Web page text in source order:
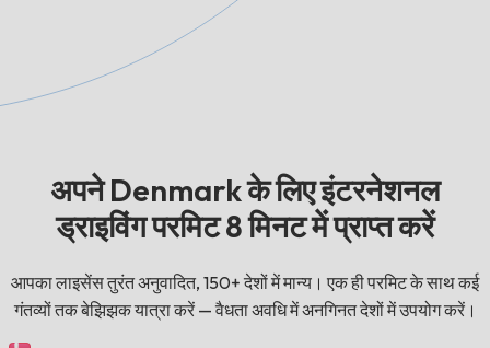
अपने Denmark के लिए इंटरनेशनल
ड्राइविंग परमिट 8 मिनट में प्राप्त करें
आपका लाइसेंस तुरंत अनुवादित, 150+ देशों में मान्य। एक ही परमिट के साथ कई
गंतव्यों तक बेझिझक यात्रा करें — वैधता अवधि में अनगिनत देशों में उपयोग करें।